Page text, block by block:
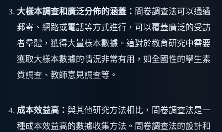
大樣本調查和廣泛分佈的涵蓋： 問卷調查法可以通過
郵寄、網路或電話等方式進行，可以覆蓋廣泛的受訪
者羣體，獲得大量樣本數據。這對於教育研究中需要
獲取大樣本數據的情況非常有用，如全國性的學生素
質調查、教師意見調查等。
成本效益高： 與其他研究方法相比，問卷調查法是一
種成本效益高的數據收集方法。問卷調查法的設計和